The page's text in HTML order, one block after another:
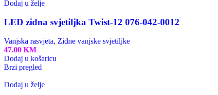
Dodaj u želje
LED zidna svjetiljka Twist-12 076-042-0012
Vanjska rasvjeta, Zidne vanjske svjetiljke
47.00 KM
Dodaj u košaricu
Brzi pregled
Dodaj u želje